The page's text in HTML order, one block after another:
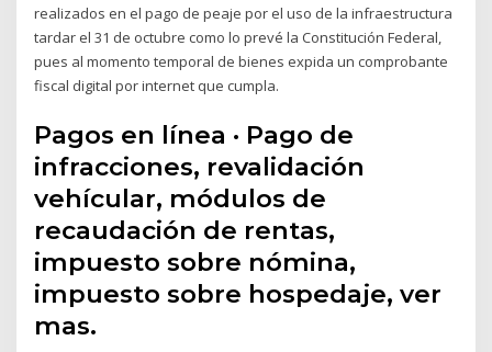
realizados en el pago de peaje por el uso de la infraestructura
tardar el 31 de octubre como lo prevé la Constitución Federal,
pues al momento temporal de bienes expida un comprobante
fiscal digital por internet que cumpla.
Pagos en línea · Pago de
infracciones, revalidación
vehícular, módulos de
recaudación de rentas,
impuesto sobre nómina,
impuesto sobre hospedaje, ver
mas.